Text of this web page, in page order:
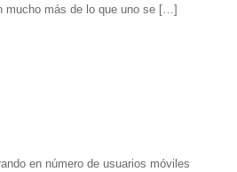
mucho más de lo que uno se […]
en número de usuarios móviles